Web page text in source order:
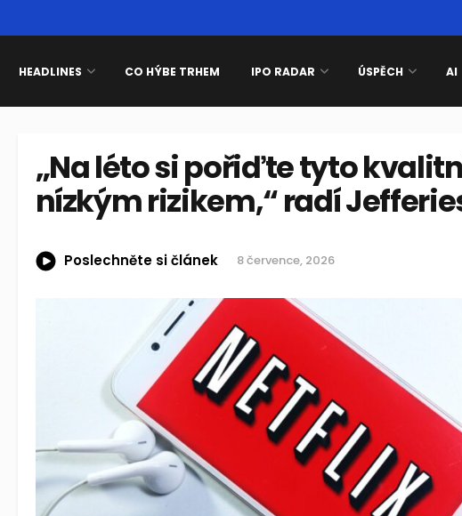
HEADLINES CO HÝBE TRHEM IPO RADAR ÚSPĚCH AI
„Na léto si pořiďte tyto
nízkým rizikem,“ radí
Poslechněte si článek 8 července, 2026